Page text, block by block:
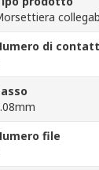
di
file